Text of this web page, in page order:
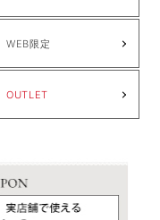
WEB限定
OUTLET